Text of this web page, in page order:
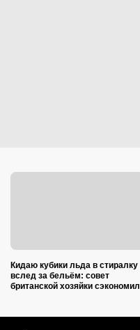
Кидаю кубики льда в стиралку
вслед за бельём: совет
британской хозяйки сэкономил